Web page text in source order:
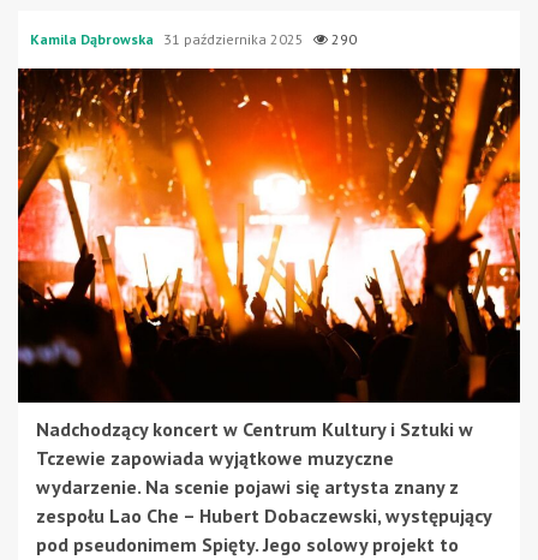
Kamila Dąbrowska 31 października 2025 290
Nadchodzący koncert w Centrum Kultury i Sztuki w
Tczewie zapowiada wyjątkowe muzyczne
wydarzenie. Na scenie pojawi się artysta znany z
zespołu Lao Che – Hubert Dobaczewski, występujący
pod pseudonimem Spięty. Jego solowy projekt to